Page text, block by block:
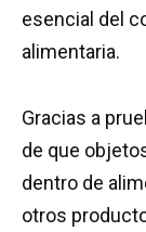
esencial del
alimentaria.
Gracias a
de que
dentro de
otros